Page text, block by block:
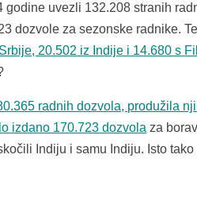
godine uvezli 132.208 stranih
dozvole za sezonske radnike.
20.502 iz Indije i 14.680 s
radnih dozvola, produžila
izdano 170.723 dozvola za
Indiju i samu Indiju. Isto